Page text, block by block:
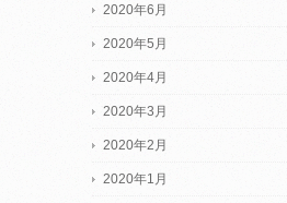
2020年6月
2020年5月
2020年4月
2020年3月
2020年2月
2020年1月